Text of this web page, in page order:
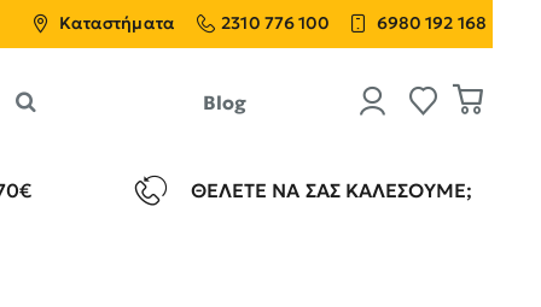
Καταστήματα 2310 776 100 6980 192 168
Blog
ΘΈΛΕΤΕ ΝΑ ΣΑΣ ΚΑΛΈΣΟΥΜΕ;